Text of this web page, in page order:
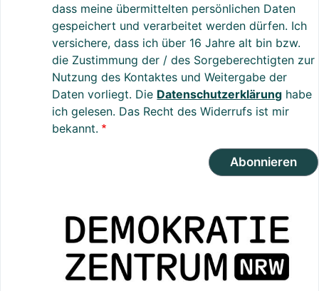
dass meine übermittelten persönlichen Daten
gespeichert und verarbeitet werden dürfen. Ich
versichere, dass ich über 16 Jahre alt bin bzw.
die Zustimmung der / des Sorgeberechtigten zur
Nutzung des Kontaktes und Weitergabe der
Daten vorliegt. Die Datenschutzerklärung habe
ich gelesen. Das Recht des Widerrufs ist mir
bekannt.
Abonnieren